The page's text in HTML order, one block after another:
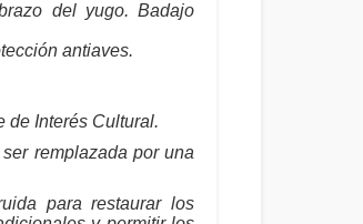
del yugo. Badajo
antiaves.
de Interés Cultural.
remplazada por una
para restaurar los